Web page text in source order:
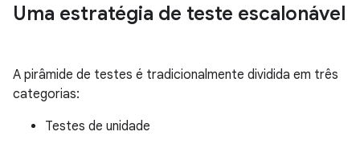
Uma estratégia de teste escalonável
A pirâmide de testes é tradicionalmente dividida em três
categorias:
Testes de unidade